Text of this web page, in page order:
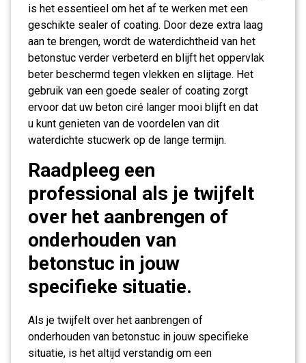
is het essentieel om het af te werken met een
geschikte sealer of coating. Door deze extra laag
aan te brengen, wordt de waterdichtheid van het
betonstuc verder verbeterd en blijft het oppervlak
beter beschermd tegen vlekken en slijtage. Het
gebruik van een goede sealer of coating zorgt
ervoor dat uw beton ciré langer mooi blijft en dat
u kunt genieten van de voordelen van dit
waterdichte stucwerk op de lange termijn.
Raadpleeg een
professional als je twijfelt
over het aanbrengen of
onderhouden van
betonstuc in jouw
specifieke situatie.
Als je twijfelt over het aanbrengen of
onderhouden van betonstuc in jouw specifieke
situatie, is het altijd verstandig om een